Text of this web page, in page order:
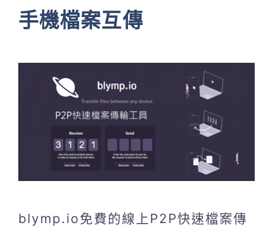
手機檔案互傳
blymp.io免費的線上P2P快速檔案傳